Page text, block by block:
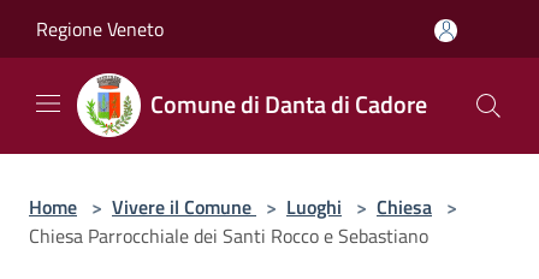
Regione Veneto
Comune di Danta di Cadore
Home > Vivere il Comune > Luoghi > Chiesa >
Chiesa Parrocchiale dei Santi Rocco e Sebastiano